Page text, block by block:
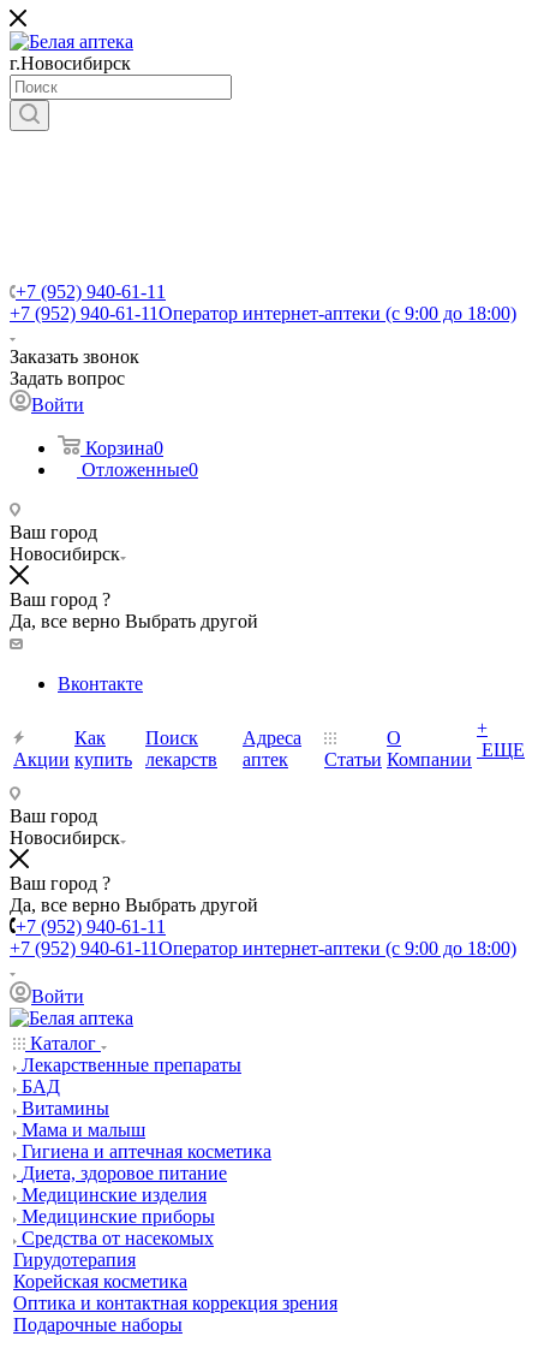
г.Новосибирск
+7 (952) 940-61-11
+7 (952) 940-61-11Оператор интернет-аптеки (с 9:00 до 18:00)
Заказать звонок
Задать вопрос
Войти
Корзина0
Отложенные0
Ваш город
Новосибирск
Ваш город ?
Да, все верно Выбрать другой
Вконтакте
Акции
Как
купить
Поиск
лекарств
Адреса
аптек
Статьи
О
Компании
+
ЕЩЕ
Ваш город
Новосибирск
Ваш город ?
Да, все верно Выбрать другой
+7 (952) 940-61-11
+7 (952) 940-61-11Оператор интернет-аптеки (с 9:00 до 18:00)
Войти
Каталог
Лекарственные препараты
БАД
Витамины
Мама и малыш
Гигиена и аптечная косметика
Диета, здоровое питание
Медицинские изделия
Медицинские приборы
Средства от насекомых
Гирудотерапия
Корейская косметика
Оптика и контактная коррекция зрения
Подарочные наборы